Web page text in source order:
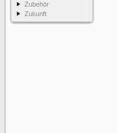
Zubehör
Zukunft